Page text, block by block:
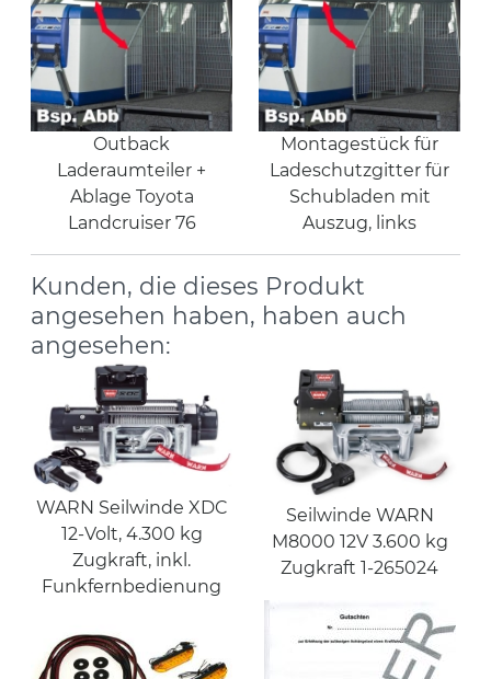
Outback
Laderaumteiler +
Ablage Toyota
Landcruiser 76
Montagestück für
Ladeschutzgitter für
Schubladen mit
Auszug, links
Kunden, die dieses Produkt
angesehen haben, haben auch
angesehen:
WARN Seilwinde XDC
12-Volt, 4.300 kg
Zugkraft, inkl.
Funkfernbedienung
Seilwinde WARN
M8000 12V 3.600 kg
Zugkraft 1-265024